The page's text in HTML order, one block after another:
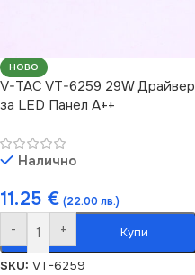
НОВО
V-TAC VT-6259 29W Драйвер
за LED Панел A++
Налично
11.25 € (22.00 лв.)
- + Купи
SKU: VT-6259